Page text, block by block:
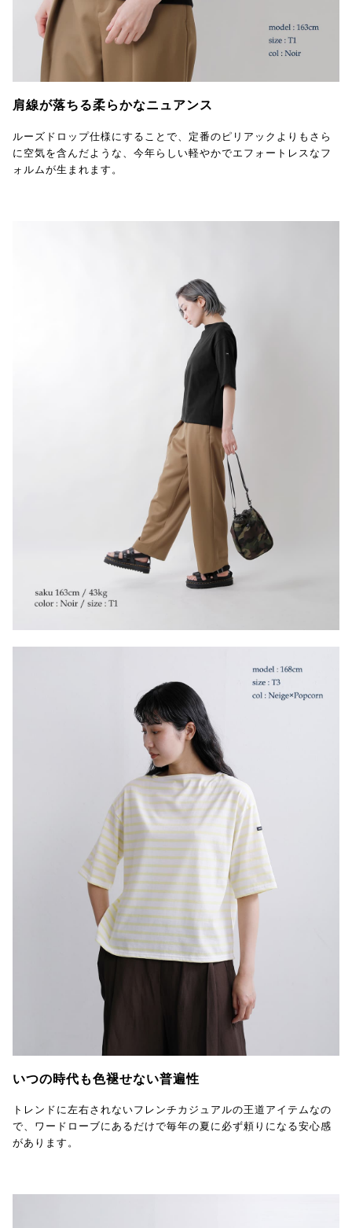
肩線が落ちる柔らかなニュアンス
ルーズドロップ仕様にすることで、定番のピリアックよりもさら
に空気を含んだような、今年らしい軽やかでエフォートレスなフ
ォルムが生まれます。
いつの時代も色褪せない普遍性
トレンドに左右されないフレンチカジュアルの王道アイテムなの
で、ワードローブにあるだけで毎年の夏に必ず頼りになる安心感
があります。